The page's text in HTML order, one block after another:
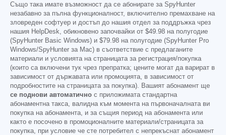
Също така имате възможност да се абонирате за SpyHunter
незабавно за пълна функционалност, включително премахване на
зловреден софтуер и достъп до нашия отдел за поддръжка чрез
нашия HelpDesk, обикновено започвайки от $49.98 на полугодие
(SpyHunter Basic Windows) и $79.98 на полугодие (SpyHunter Pro
Windows/SpyHunter за Mac) в съответствие с предлаганите
материали и условията на страницата за регистрация/покупка
(които са включени тук чрез препратка; цените могат да варират в
зависимост от държавата или промоцията, в зависимост от
подробностите на страницата за покупка). Вашият абонамент ще
се поднови автоматично с приложимата стандартна
абонаментна такса, валидна към момента на първоначалната ви
покупка на абонамента, и за същия период на абонамента или
както е посочено в промоционалните материали/страницата за
покупка, при условие че сте потребител с непрекъснат абонамент